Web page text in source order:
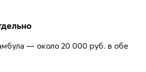
— около 20 000 руб. в обе